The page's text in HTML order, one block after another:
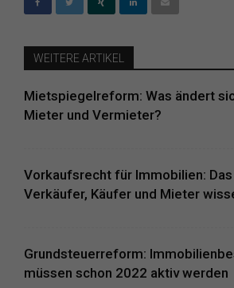
WEITERE ARTIKEL
Mietspiegelreform: Was ändert
Mieter und Vermieter?
Vorkaufsrecht für Immobilien:
Verkäufer, Käufer und Mieter
Grundsteuerreform:
müssen schon 2022 aktiv werden